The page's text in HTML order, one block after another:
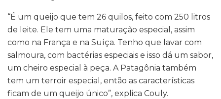
“É um queijo que tem 26 quilos, feito com 250 litros
de leite. Ele tem uma maturação especial, assim
como na França e na Suíça. Tenho que lavar com
salmoura, com bactérias especiais e isso dá um sabor,
um cheiro especial à peça. A Patagônia também
tem um terroir especial, então as características
ficam de um queijo único”, explica Couly.